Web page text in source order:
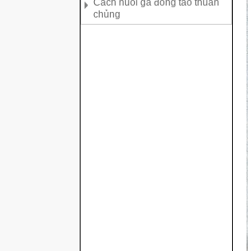
Kỹ thuật nuôi gà con mới nở
Hướng dẫn nuôi gà đá